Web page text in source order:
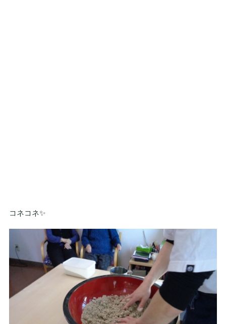
コネコネ✨